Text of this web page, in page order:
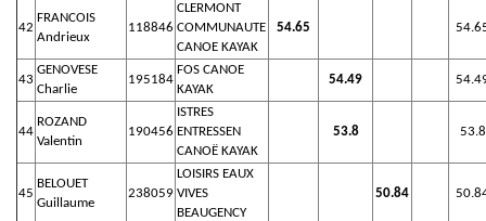
42
FRANCOIS
Andrieux
118846
CLERMONT
COMMUNAUTE
CANOE KAYAK
54.65
43
GENOVESE
Charlie
195184
FOS CANOE
KAYAK
54.49
44
ROZAND
Valentin
190456
ISTRES
ENTRESSEN
CANOË KAYAK
53.8 53.8
45
BELOUET
Guillaume
238059
LOISIRS EAUX
VIVES
BEAUGENCY
50.84